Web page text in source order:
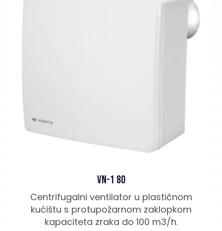
VN-1 80
Centrifugalni ventilator u plastičnom
kućištu s protupožarnom zaklopkom
kapaciteta zraka do 100 m3/h.